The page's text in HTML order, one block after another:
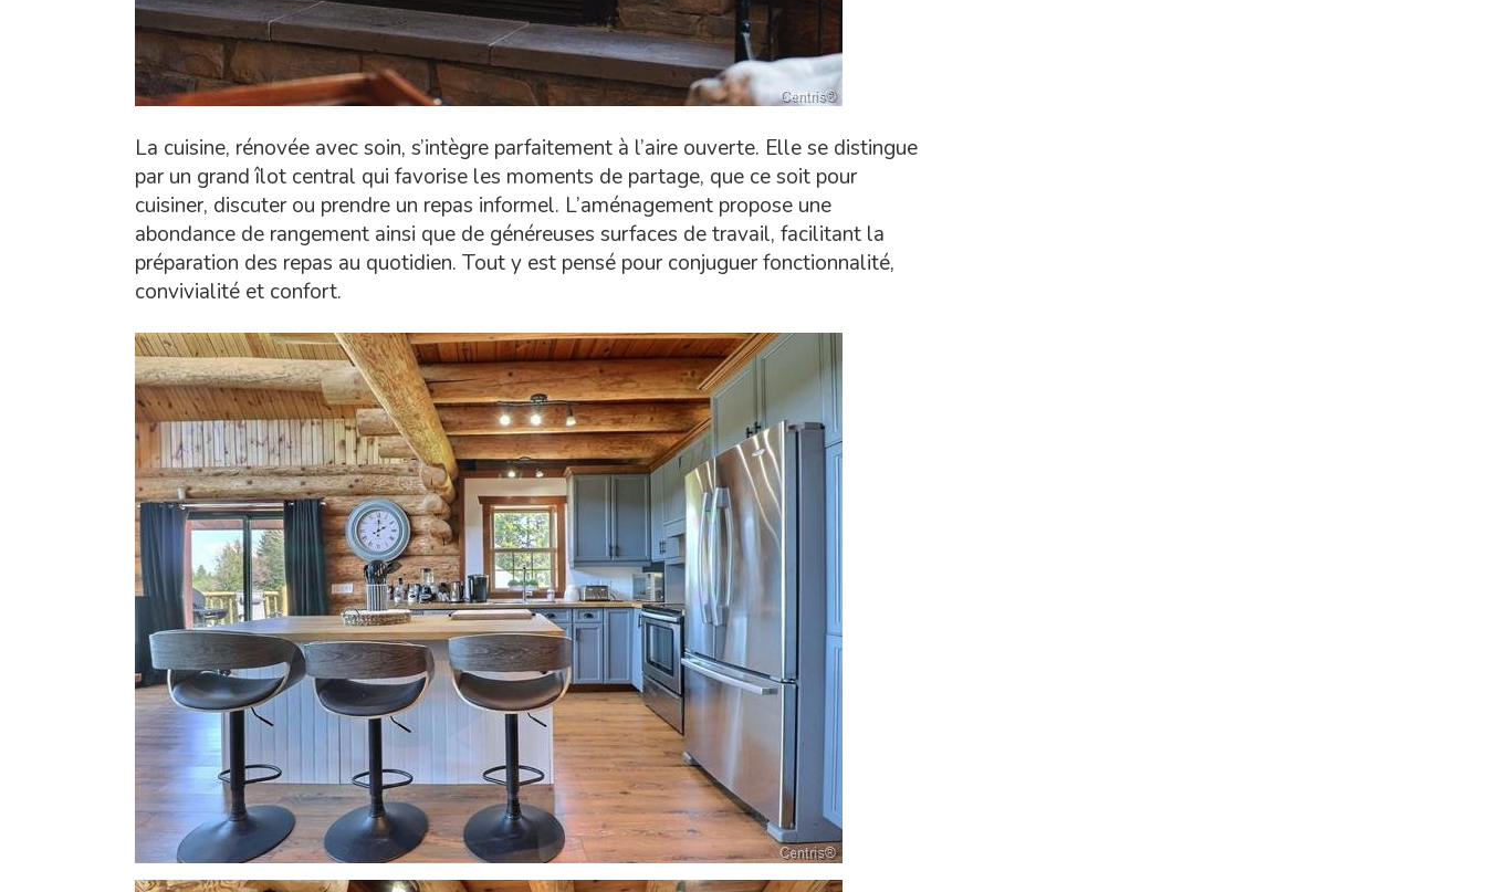
La cuisine, rénovée avec soin, s’intègre parfaitement à l’aire ouverte. Elle se distingue
par un grand îlot central qui favorise les moments de partage, que ce soit pour
cuisiner, discuter ou prendre un repas informel. L’aménagement propose une
abondance de rangement ainsi que de généreuses surfaces de travail, facilitant la
préparation des repas au quotidien. Tout y est pensé pour conjuguer fonctionnalité,
convivialité et confort.